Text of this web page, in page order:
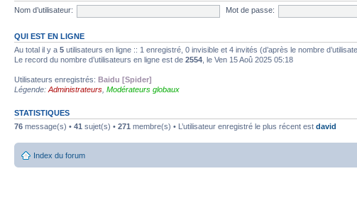
Nom d’utilisateur:
Mot de passe:
QUI EST EN LIGNE
Au total il y a 5 utilisateurs en ligne :: 1 enregistré, 0 invisible et 4 invités (d’après le nombre
Le record du nombre d’utilisateurs en ligne est de 2554 , le Ven 15 Aoû 2025 05:18
Utilisateurs enregistrés: Baidu [Spider]
Légende: Administrateurs Modérateurs globaux
STATISTIQUES
76 message(s) • 41 sujet(s) • 271 membre(s) • L’utilisateur enregistré le plus récent est david
Index du forum